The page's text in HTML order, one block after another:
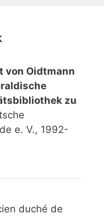
von Oidtmann
zu
e. V., 1992-
duché de